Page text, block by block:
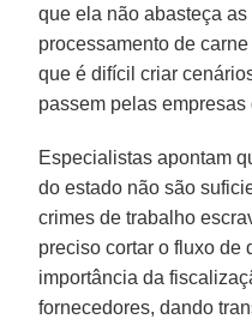
que ela não abasteça
processamento de
que é difícil criar
passem pelas
Especialistas apontam
do estado não são
crimes de trabalho
preciso cortar o fluxo de
importância da
fornecedores, dando